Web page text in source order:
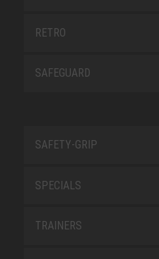
RETRO
SAFEGUARD
SAFETY-GRIP
SPECIALS
TRAINERS